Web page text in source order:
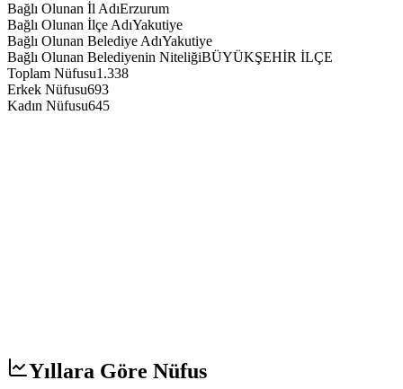
Bağlı Olunan İl AdıErzurum
Bağlı Olunan İlçe AdıYakutiye
Bağlı Olunan Belediye AdıYakutiye
Bağlı Olunan Belediyenin NiteliğiBÜYÜKŞEHİR İLÇE
Toplam Nüfusu1.338
Erkek Nüfusu693
Kadın Nüfusu645
Yıllara Göre Nüfus